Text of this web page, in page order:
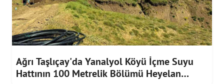
Ağrı Taşlıçay'da Yanalyol Köyü İçme Suyu
Hattının 100 Metrelik Bölümü Heyelan